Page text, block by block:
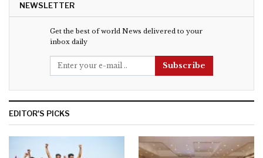
NEWSLETTER
Get the best of world News delivered to your
inbox daily
Subscribe
EDITOR'S PICKS